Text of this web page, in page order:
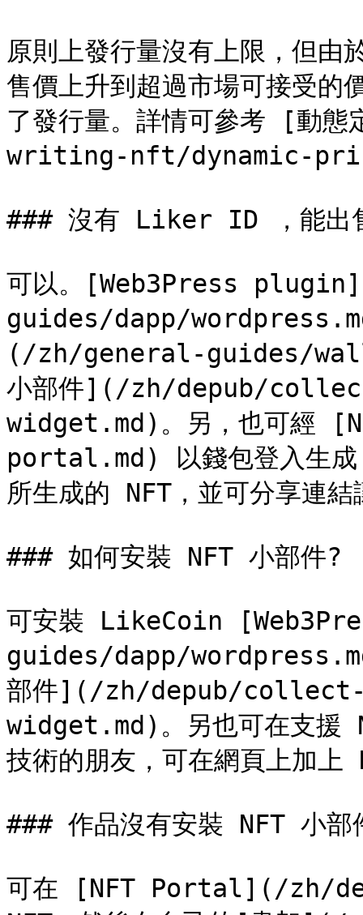
原則上發行量沒有上限，但由
售價上升到超過市場可接受的
了發行量。詳情可參考 [
writing-nft/dynamic-
### 沒有 Liker ID ，能出
可以。[Web3Press
guides/dapp/
(/zh/general-guides/
小部件](/zh/depub/
widget.md)。另，也可
portal.md) 以錢包登入生成
所生成的 NFT，並可分享連結
### 如何安裝 NFT 小部件?
可安裝 LikeCoin
guides/dapp/
部件](/zh/depub/
widget.md)。另也可在支援
技術的朋友，可在網頁上加
### 作品沒有安裝 NFT 小部
可在 [NFT Portal](/zh/